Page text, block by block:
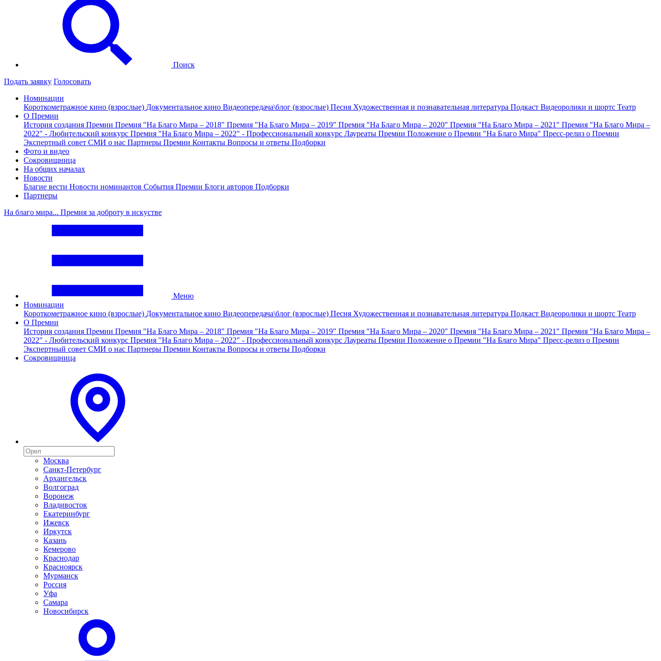
Поиск
Подать заявку Голосовать
Номинации
Короткометражное кино (взрослые) Документальное кино Видеопередача\блог (взрослые) Песня Художественная и познавательная литература Подкаст Видеоролики и шортс Театр
О Премии
История создания Премии Премия "На Благо Мира – 2018" Премия "На Благо Мира – 2019" Премия "На Благо Мира – 2020" Премия "На Благо Мира – 2021" Премия "На Благо Мира –
2022" - Любительский конкурс Премия "На Благо Мира – 2022" - Профессиональный конкурс Лауреаты Премии Положение о Премии "На Благо Мира" Пресс-релиз о Премии
Экспертный совет СМИ о нас Партнеры Премии Контакты Вопросы и ответы Подборки
Фото и видео
Сокровищница
На общих началах
Новости
Благие вести Новости номинантов События Премии Блоги авторов Подборки
Партнеры
На благо мира... Премия за доброту в искустве
Меню
Номинации
Короткометражное кино (взрослые) Документальное кино Видеопередача\блог (взрослые) Песня Художественная и познавательная литература Подкаст Видеоролики и шортс Театр
О Премии
История создания Премии Премия "На Благо Мира – 2018" Премия "На Благо Мира – 2019" Премия "На Благо Мира – 2020" Премия "На Благо Мира – 2021" Премия "На Благо Мира –
2022" - Любительский конкурс Премия "На Благо Мира – 2022" - Профессиональный конкурс Лауреаты Премии Положение о Премии "На Благо Мира" Пресс-релиз о Премии
Экспертный совет СМИ о нас Партнеры Премии Контакты Вопросы и ответы Подборки
Сокровищница
Москва
Санкт-Петербург
Архангельск
Волгоград
Воронеж
Владивосток
Екатеринбург
Ижевск
Иркутск
Казань
Кемерово
Краснодар
Красноярск
Мурманск
Россия
Уфа
Самара
Новосибирск